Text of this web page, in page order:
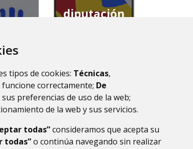
tipos de cookies: Técnicas,
correctamente; De
preferencias de uso de la web;
de la web y sus servicios.
todas”consideramos que acepta su
todas”o continúa navegando sin realizar
de
diputación